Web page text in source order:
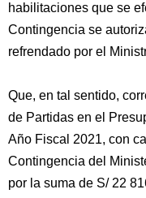
habilitaciones que se
Contingencia se
refrendado por el
Que, en tal sentido,
de Partidas en el
Año Fiscal 2021, con
Contingencia del
por la suma de S/ 22